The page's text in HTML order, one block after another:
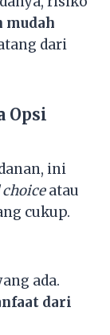
mudah
dari
Opsi
ini
atau
cukup.
ada.
dari